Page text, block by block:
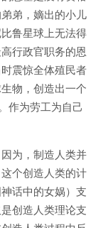
弟，嫡出的小儿
鲁星球上无法得
行政官职务的恩
震惊全体殖民者
物，创造出一个
作为劳工为自己
为，制造人类并
个创造人类的计
话中的女娲）支
创造人类理论支